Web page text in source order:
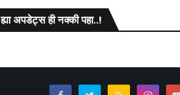
ह्या अपडेट्स ही नक्की पहा..!